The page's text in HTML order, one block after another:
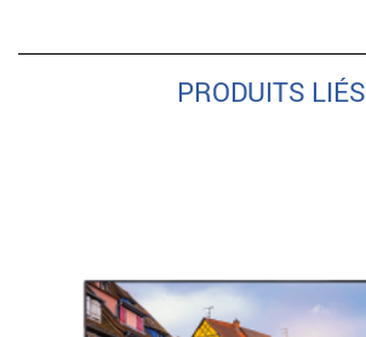
PRODUITS LIÉS